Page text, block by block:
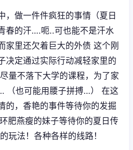
，做一件件疯狂的事情（夏日
春的汗….呃..可也能不是汗水
家里还欠着巨大的外债 这个刚
决定通过实际行动减轻家里的
量不落下大学的课程，为了家
（也可能用腰子拼搏…） 在这
的，香艳的事件等待你的发掘
肥燕瘦的妹子等待你的夏日传
玩法！各种各样的线路！